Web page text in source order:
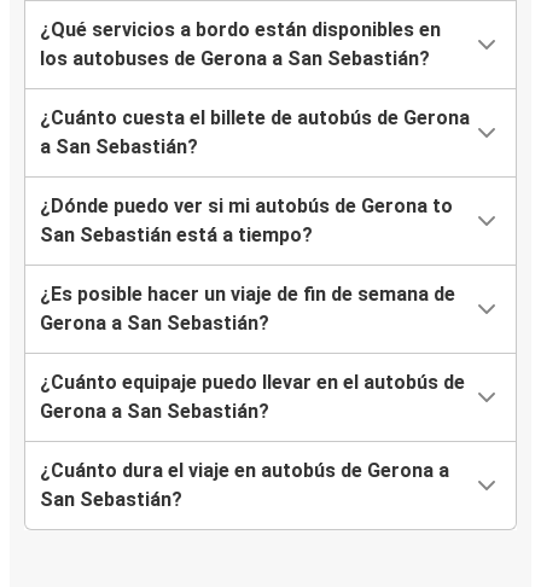
¿Qué servicios a bordo están disponibles en
los autobuses de Gerona a San Sebastián?
¿Cuánto cuesta el billete de autobús de Gerona
a San Sebastián?
¿Dónde puedo ver si mi autobús de Gerona to
San Sebastián está a tiempo?
¿Es posible hacer un viaje de fin de semana de
Gerona a San Sebastián?
¿Cuánto equipaje puedo llevar en el autobús de
Gerona a San Sebastián?
¿Cuánto dura el viaje en autobús de Gerona a
San Sebastián?